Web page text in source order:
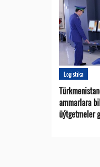
Logistika
ammarlara
üýtgetmeler